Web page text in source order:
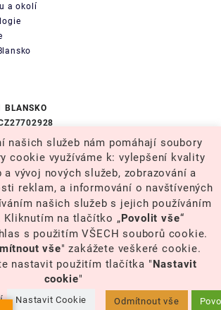
a okolí
- CLR s.r.o., Svitavská1455/3b, 67801
- Všechna práva vyhrazena
našich služeb nám pomáhají soubory
cookie využíváme k: vylepšení kvality
a vývoj nových služeb, zobrazování a
reklam, a informování o navštívených
našich služeb s jejich používáním
Kliknutím na tlačítko „Povolit vše“
s použitím VŠECH souborů cookie.
vše" zakážete veškeré cookie.
nastavit použitím tlačítka "Nastavit
cookie"
Nastavit Cookie Odmítnout vše